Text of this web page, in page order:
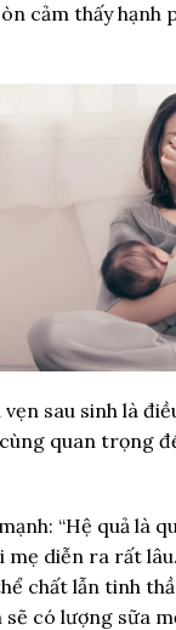
cảm thấy hạnh
sau sinh là
quan trọng
“Hệ quả là
mẹ diễn ra rất
chất lẫn tinh
có lượng sữa